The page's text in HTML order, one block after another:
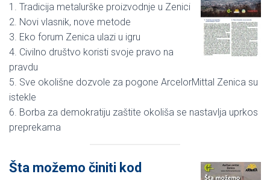
1. Tradicija metalurške proizvodnje u Zenici
2. Novi vlasnik, nove metode
3. Eko forum Zenica ulazi u igru
4. Civilno društvo koristi svoje pravo na
pravdu
5. Sve okolišne dozvole za pogone ArcelorMittal Zenica su
istekle
6. Borba za demokratiju zaštite okoliša se nastavlja uprkos
preprekama
Šta možemo činiti kod